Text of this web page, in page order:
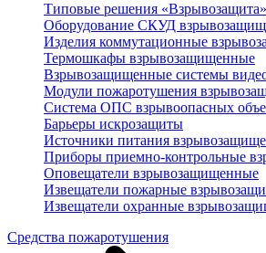
Типовые решения «Взрывозащита»
Оборудование СКУД
Изделия коммутационные
Термошкафы взрывозащищенные
Взрывозащищенные системы
Модули пожаротушения
Система ОПС взрывоопасных
Барьеры искрозащиты
Источники питания
Приборы приемно-контрольные
Оповещатели взрывозащищенные
Извещатели пожарные
Извещатели охранные
Средства пожаротушения